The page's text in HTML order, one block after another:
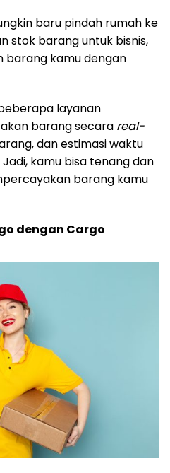
baru pindah rumah ke
stok barang untuk bisnis,
barang kamu dengan
layanan
barang secara real-
dan estimasi waktu
kamu bisa tenang dan
barang kamu
dengan Cargo